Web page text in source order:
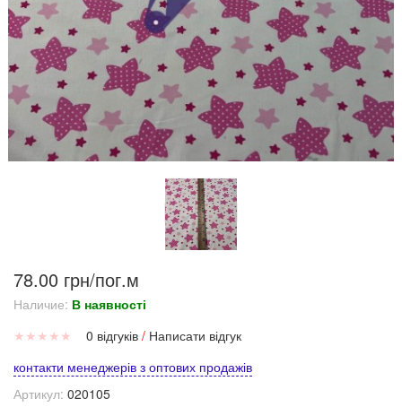
78.00 грн/пог.м
Наличие: В наявності
★ ★ ★ ★ ★ 0 відгуків / Написати відгук
контакти менеджерів з оптових продажів
Артикул: 020105